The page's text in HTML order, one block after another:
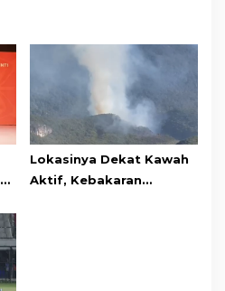
Lokasinya Dekat Kawah
Aktif, Kebakaran